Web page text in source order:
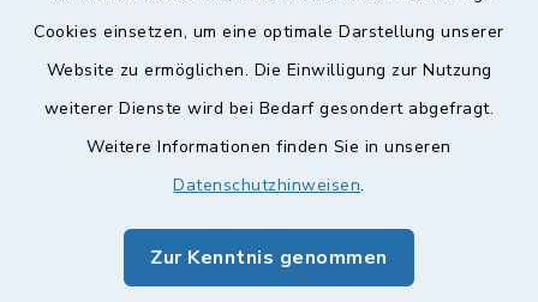
Cookies einsetzen, um eine optimale Darstellung unserer
Website zu ermöglichen. Die Einwilligung zur Nutzung
weiterer Dienste wird bei Bedarf gesondert abgefragt.
Weitere Informationen finden Sie in unseren
Datenschutzhinweisen.
Zur Kenntnis genommen
Barrierefreiheit
Impressum